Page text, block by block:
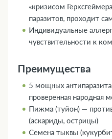
«кризисом
паразитов, проходит
Индивидуальные
чувствительности к
Преимущества
5 мощных
проверенная народная
Пижма (туйон) —
(аскариды, острицы)
Семена тыквы